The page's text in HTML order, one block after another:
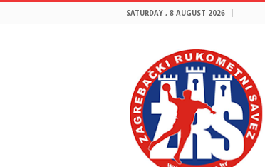
SATURDAY , 8 AUGUST 2026